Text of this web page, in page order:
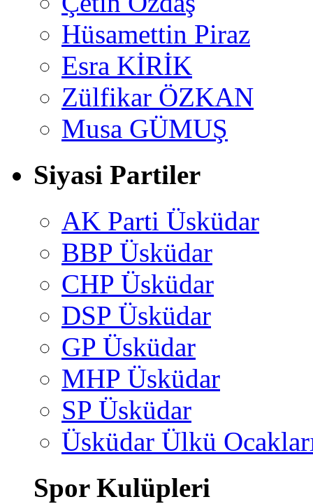
Hüsamettin Piraz
Esra KİRİK
Zülfikar ÖZKAN
Musa GÜMUŞ
Siyasi Partiler
AK Parti Üsküdar
BBP Üsküdar
CHP Üsküdar
DSP Üsküdar
GP Üsküdar
MHP Üsküdar
SP Üsküdar
Üsküdar Ülkü
Spor Kulüpleri